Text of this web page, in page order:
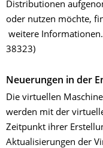
Distributionen
oder nutzen möchte,
weitere
38323)
Neuerungen in der
Die virtuellen
werden mit der
Zeitpunkt ihrer
Aktualisierungen der